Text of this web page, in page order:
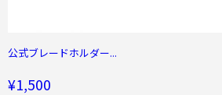
公式ブレードホルダー...
¥1,500